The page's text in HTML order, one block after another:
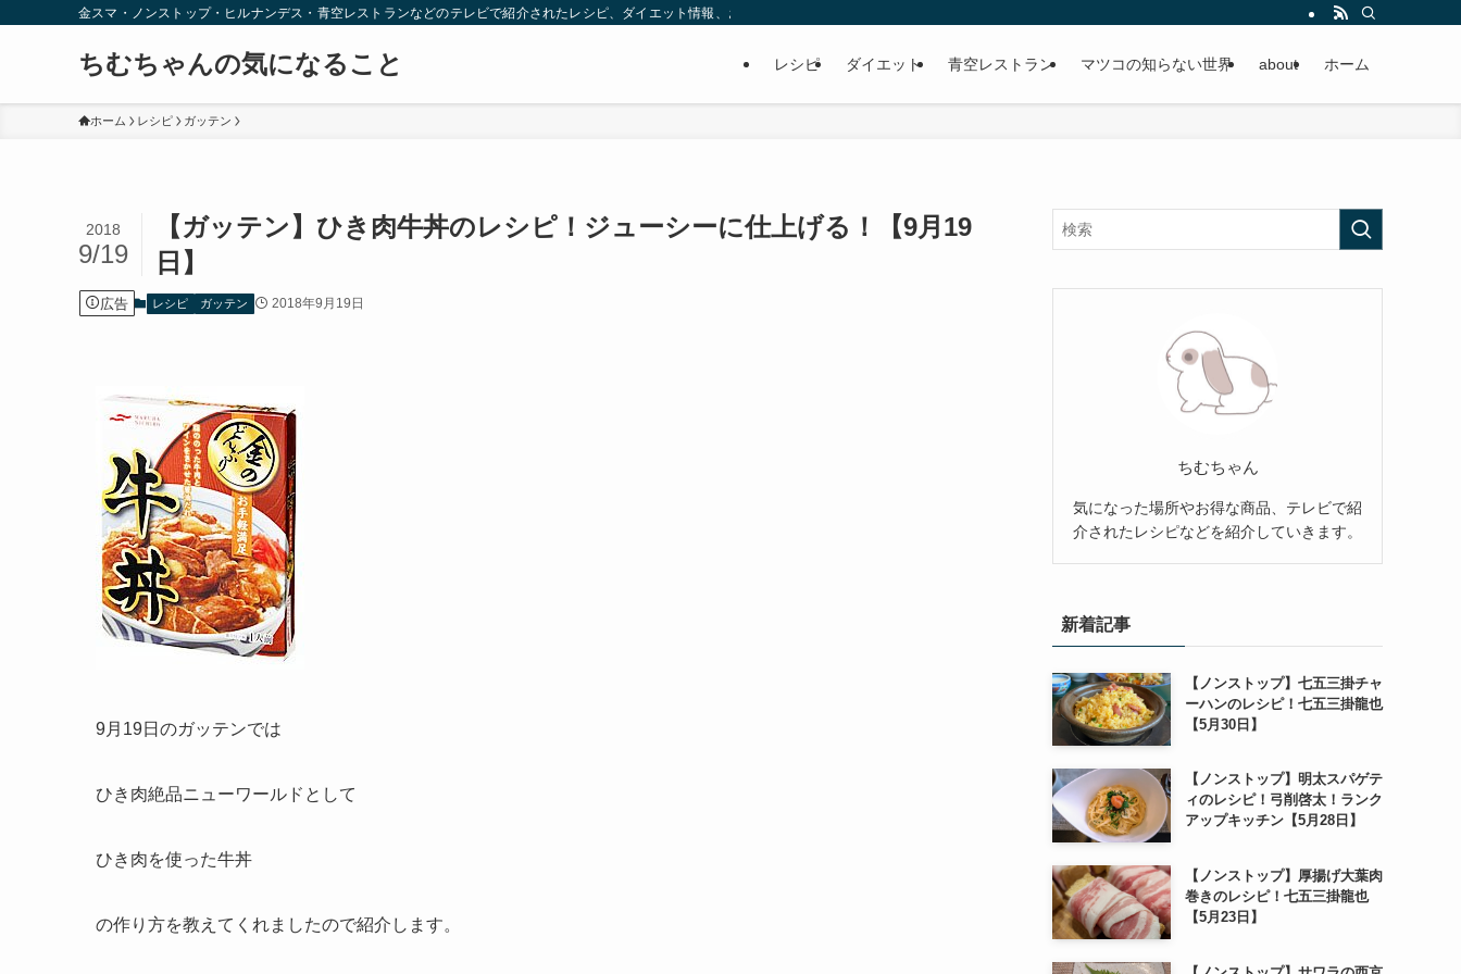
金スマ・ノンストップ・ヒルナンデス・青空レストランなどのテレビで紹介されたレシピ、ダイエット情報、お取り寄せなどを紹介します。
ちむちゃんの気になること レシピ ダイエット 青空レストラン マツコの知らない世界 about ホーム
ホーム レシピ ガッテン
【ガッテン】ひき肉牛丼のレシピ！ジューシーに仕上げる！【9月19
日】
2018
9/19
広告 レシピ ガッテン 2018年9月19日
9月19日のガッテンでは
ひき肉絶品ニューワールドとして
ひき肉を使った牛丼
の作り方を教えてくれましたので紹介します。
ちむちゃん
気になった場所やお得な商品、テレビで紹
介されたレシピなどを紹介していきます。
新着記事
【ノンストップ】七五三掛チャ
ーハンのレシピ！七五三掛龍也
【5月30日】
【ノンストップ】明太スパゲテ
ィのレシピ！弓削啓太！ランク
アップキッチン【5月28日】
【ノンストップ】厚揚げ大葉肉
巻きのレシピ！七五三掛龍也
【5月23日】